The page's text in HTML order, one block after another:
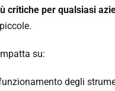
critiche per qualsiasi
su:
degli